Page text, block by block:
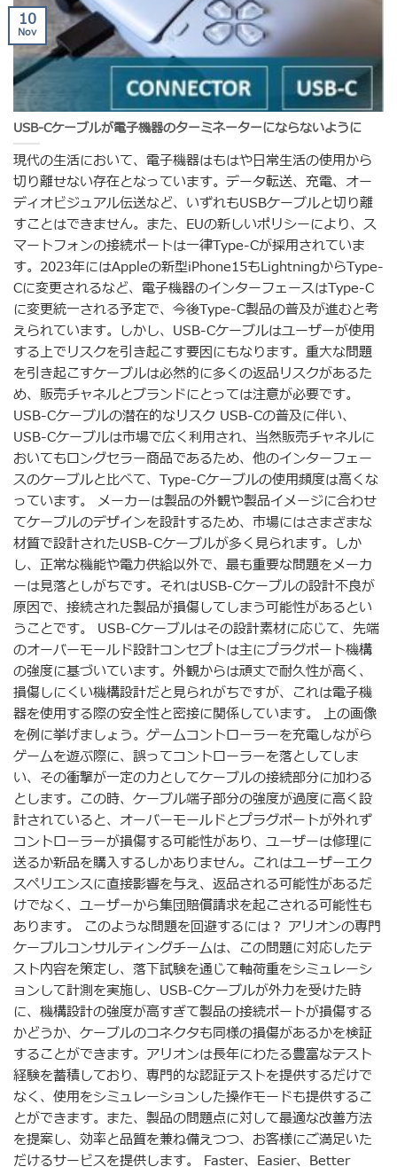
USB-Cケーブルが電子機器のターミネーターにならないように
現代の生活において、電子機器はもはや日常生活の使用から
切り離せない存在となっています。データ転送、充電、オー
ディオビジュアル伝送など、いずれもUSBケーブルと切り離
すことはできません。また、EUの新しいポリシーにより、ス
マートフォンの接続ポートは一律Type-Cが採用されていま
す。2023年にはAppleの新型iPhone15もLightningからType-
Cに変更されるなど、電子機器のインターフェースはType-C
に変更統一される予定で、今後Type-C製品の普及が進むと考
えられています。しかし、USB-Cケーブルはユーザーが使用
する上でリスクを引き起こす要因にもなります。重大な問題
を引き起こすケーブルは必然的に多くの返品リスクがあるた
め、販売チャネルとブランドにとっては注意が必要です。
USB-Cケーブルの潜在的なリスク USB-Cの普及に伴い、
USB-Cケーブルは市場で広く利用され、当然販売チャネルに
おいてもロングセラー商品であるため、他のインターフェー
スのケーブルと比べて、Type-Cケーブルの使用頻度は高くな
っています。 メーカーは製品の外観や製品イメージに合わせ
てケーブルのデザインを設計するため、市場にはさまざまな
材質で設計されたUSB-Cケーブルが多く見られます。しか
し、正常な機能や電力供給以外で、最も重要な問題をメーカ
ーは見落としがちです。それはUSB-Cケーブルの設計不良が
原因で、接続された製品が損傷してしまう可能性があるとい
うことです。 USB-Cケーブルはその設計素材に応じて、先端
のオーバーモールド設計コンセプトは主にプラグポート機構
の強度に基づいています。外観からは頑丈で耐久性が高く、
損傷しにくい機構設計だと見られがちですが、これは電子機
器を使用する際の安全性と密接に関係しています。 上の画像
を例に挙げましょう。ゲームコントローラーを充電しながら
ゲームを遊ぶ際に、誤ってコントローラーを落としてしま
い、その衝撃が一定の力としてケーブルの接続部分に加わる
とします。この時、ケーブル端子部分の強度が過度に高く設
計されていると、オーバーモールドとプラグポートが外れず
コントローラーが損傷する可能性があり、ユーザーは修理に
送るか新品を購入するしかありません。これはユーザーエク
スペリエンスに直接影響を与え、返品される可能性があるだ
けでなく、ユーザーから集団賠償請求を起こされる可能性も
あります。 このような問題を回避するには？ アリオンの専門
ケーブルコンサルティングチームは、この問題に対応したテ
スト内容を策定し、落下試験を通じて軸荷重をシミュレーシ
ョンして計測を実施し、USB-Cケーブルが外力を受けた時
に、機構設計の強度が高すぎて製品の接続ポートが損傷する
かどうか、ケーブルのコネクタも同様の損傷があるかを検証
することができます。アリオンは長年にわたる豊富なテスト
経験を蓄積しており、専門的な認証テストを提供するだけで
なく、使用をシミュレーションした操作モードも提供するこ
とができます。また、製品の問題点に対して最適な改善方法
を提案し、効率と品質を兼ね備えつつ、お客様にご満足いた
だけるサービスを提供します。 Faster、Easier、Better
10
Nov